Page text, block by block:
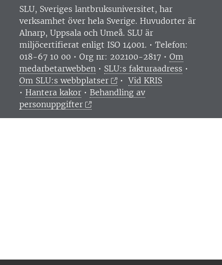
SLU, Sveriges lantbruksuniversitet, har
verksamhet över hela Sverige. Huvudorter är
Alnarp, Uppsala och Umeå. SLU är
miljöcertifierat enligt ISO 14001. • Telefon:
018-67 10 00 • Org nr: 202100-2817 • Om
medarbetarwebben • SLU:s fakturaadress •
Om SLU:s webbplatser
•Vid KRIS
• Hantera kakor • Behandling av
personuppgifter